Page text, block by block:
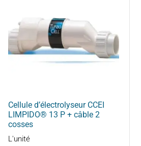
Cellule d’électrolyseur CCEI
LIMPIDO® 13 P + câble 2
cosses
L'unité